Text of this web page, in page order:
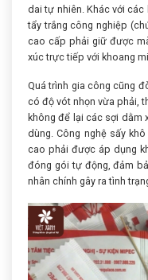
dai tự nhiên. Khác với
tẩy trắng công nghiệp
cao cấp phải giữ được
xúc trực tiếp với khoang
Quá trình gia công cũng
có độ vót nhọn vừa phải,
không để lại các sợi dằm
dùng. Công nghệ sấy
cao phải được áp dụng
đóng gói tự động, đảm
nhân chính gây ra tình